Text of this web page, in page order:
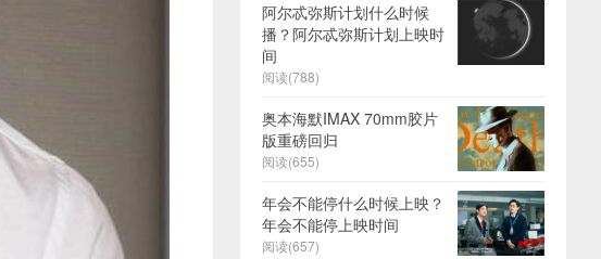
阿尔忒弥斯计划什么时候
播？阿尔忒弥斯计划上映时
间
阅读(788)
奥本海默IMAX 70mm胶片
版重磅回归
阅读(655)
年会不能停什么时候上映？
年会不能停上映时间
阅读(657)